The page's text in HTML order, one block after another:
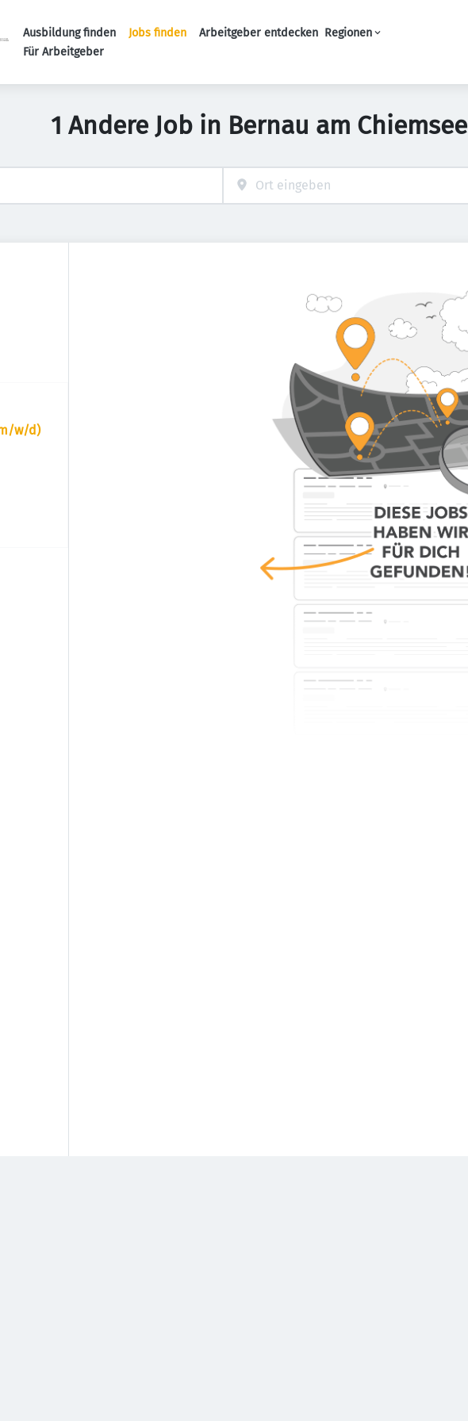
Ausbildung finden Jobs finden Arbeitgeber entdecken Regionen
Für Arbeitgeber
1 Andere Job in Bernau am Chiemsee
w/d)